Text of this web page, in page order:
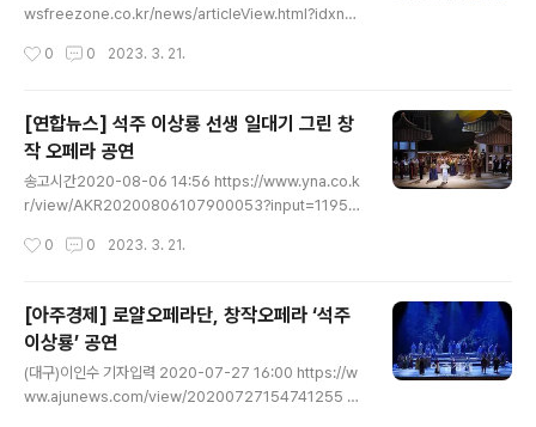
관은 ‘생활 속 거리두기’ 정부 지침에 따라 철저한 방역 시
어왕’ 공연을 시작한다. 오는 24일..
wsfreezone.co.kr/news/articleView.html?idxno=
프리존 [충남=뉴스프리존] 박성민기자= \'나라를 다시 찾
을 일깨운 석주 이상룡 선생의 일대기가 지난 8일 안동 문
화예술의 전당 무대에 올랐다 www.newsfreezone.co.
kr - 독립정신 일깨운 석주 이상룡, "나라를 찾기 전에는 내
유골을 고국으로 가져가지 말라" '나라를 다시 찾겠다'는
일념으로 전 재산을 독립운동에 바치고 독립정신을 일깨운
전당 무대에 올랐다./ⓒ로..
0 0 2023. 3. 21.
[연합뉴스] 석주 이상룡 선생 일대기 그린 창
작 오페라 공연
송고시간2020-08-06 14:56 https://www.yna.co.k
r/view/AKR20200806107900053?input=1195m
(안동=연합뉴스) 한무선 기자 = 독립운동가 일대기를 담은
차례에 걸쳐 안동문화예술... www.yna.co.kr 대한민국
임시정부 초대 국무령의 불꽃 같은 삶 그려 (안동=연합뉴
스) 한무선 기자 = 독립운동가 일대기를 담은 창작 오페라
'석주 이상룡'이 오는 8일 오후 2시와 7시 2차례에 걸쳐
안동문화예술의전당 무대에 오른다. 창작 오페라 '석주 이
0 0 2023. 3. 21.
[아주경제] 로얄오페라단, 창작오페라 ‘석주
이상룡’ 공연
(대구)이인수 기자입력 2020-07-27 16:00 https://w
ww.ajunews.com/view/20200727154741255 로